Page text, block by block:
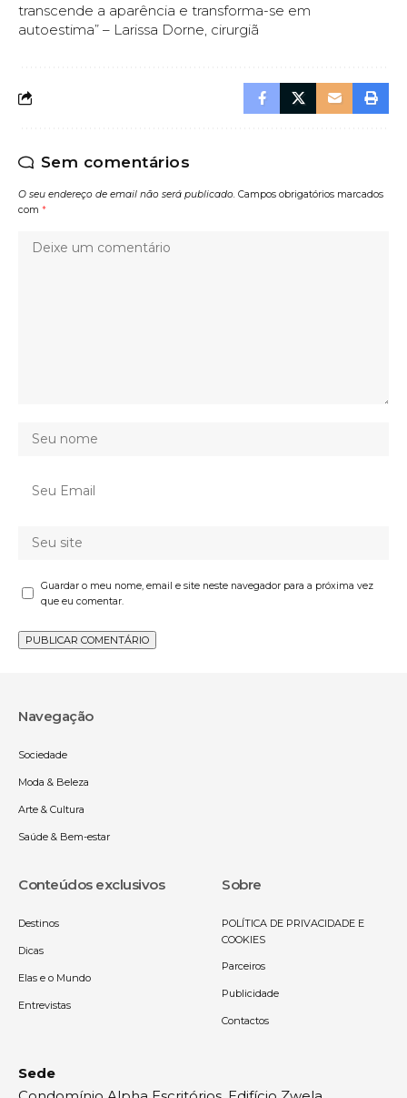
transcende a aparência e transforma-se em
autoestima” – Larissa Dorne, cirurgiã
Sem comentários
O seu endereço de email não será publicado. Campos obrigatórios marcados
com *
Guardar o meu nome, email e site neste navegador para a próxima vez
que eu comentar.
Navegação
Sociedade
Moda & Beleza
Arte & Cultura
Saúde & Bem-estar
Conteúdos exclusivos
Destinos
Dicas
Elas e o Mundo
Entrevistas
Sobre
POLÍTICA DE PRIVACIDADE E
COOKIES
Parceiros
Publicidade
Contactos
Sede